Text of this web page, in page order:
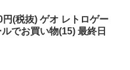
円(税抜) ゲオ レトロゲー
でお買い物(15) 最終日